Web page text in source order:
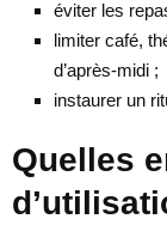
éviter les
limiter café,
d’après-midi ;
instaurer un
Quelles